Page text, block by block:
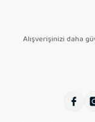
Alışverişinizi daha